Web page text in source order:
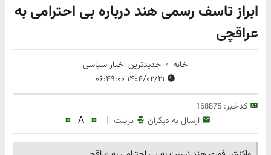
ابراز تاسف رسمی هند درباره بی‌ احترامی به
عراقچی
خانه
جدیدترین اخبار سیاسی
کدخبر:168875
ارسال به دیگران پرینت |
A